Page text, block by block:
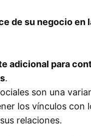
de su negocio en
adicional para
.
son una
los vínculos con
relaciones.